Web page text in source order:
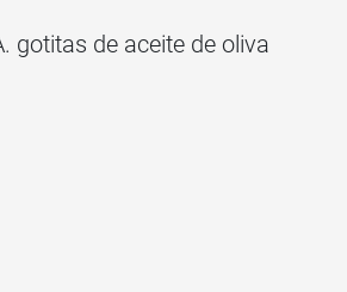
gotitas de aceite de oliva